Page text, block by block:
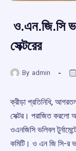
‌ও.এন.জি.সি
সেক্টরের
By admin
ক্রীড়া প্রতিনিধি,
সেক্টর। পরাজিত করলো
ওএনজিসি ভলিবল
কমিটি। ও এন জি সি-‌র